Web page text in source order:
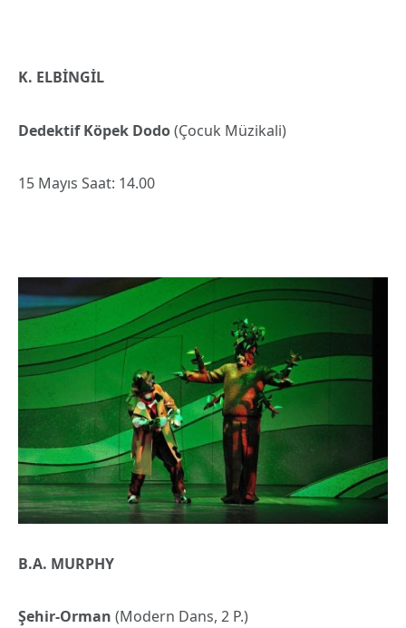
K. ELBİNGİL
Dedektif Köpek Dodo(Çocuk Müzikali)
15 Mayıs Saat: 14.00
B.A. MURPHY
Şehir-Orman (Modern Dans, 2 P.)